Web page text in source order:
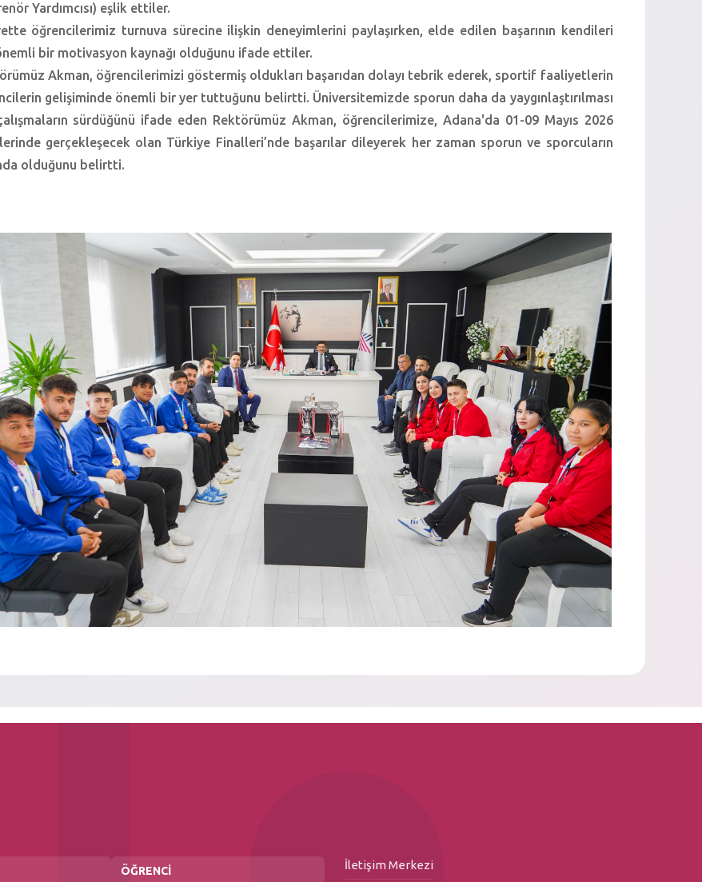
Yardımcısı) eşlik ettiler.
öğrencilerimiz turnuva sürecine ilişkin deneyimlerini paylaşırken, elde edilen başarının kendileri
bir motivasyon kaynağı olduğunu ifade ettiler.
Akman, öğrencilerimizi göstermiş oldukları başarıdan dolayı tebrik ederek, sportif faaliyetlerin
gelişiminde önemli bir yer tuttuğunu belirtti. Üniversitemizde sporun daha da yaygınlaştırılması
sürdüğünü ifade eden Rektörümüz Akman, öğrencilerimize, Adana'da 01-09 Mayıs 2026
gerçekleşecek olan Türkiye Finalleri’nde başarılar dileyerek her zaman sporun ve sporcuların
olduğunu belirtti.
ÖĞRENCİ İletişim Merkezi